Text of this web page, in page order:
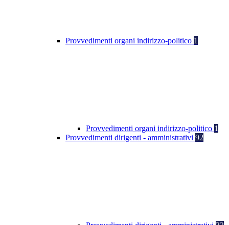
Provvedimenti organi indirizzo-politico 1
Provvedimenti organi indirizzo-politico 1
Provvedimenti dirigenti - amministrativi 92